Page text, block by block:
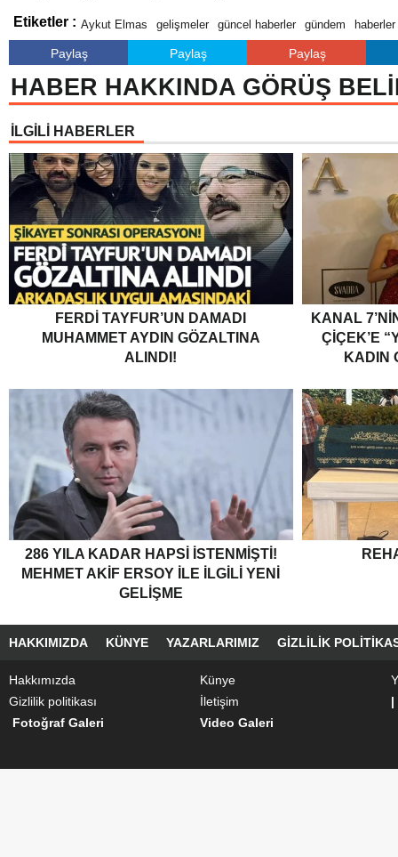
Etiketler : Aykut Elmas gelişmeler güncel haberler gündem haberler
Paylaş Paylaş Paylaş
HABER HAKKINDA GÖRÜŞ
İLGİLİ HABERLER
FERDI TAYFUR’UN DAMADI
MUHAMMET AYDIN GÖZALTINA
ALINDI!
KANAL
ÇİÇEK’E
KADIN
286 YILA KADAR HAPSI ISTENMIŞTI!
MEHMET AKIF ERSOY ILE ILGILI YENI
GELIŞME
HAKKIMIZDA KÜNYE YAZARLARIMIZ GIZLILIK
Hakkımızda Künye
Gizlilik politikası
İletişim
|
Fotoğraf Galeri
Video Galeri